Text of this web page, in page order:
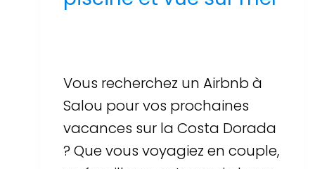
Vous recherchez un Airbnb à
Salou pour vos prochaines
vacances sur la Costa Dorada
? Que vous voyagiez en couple,